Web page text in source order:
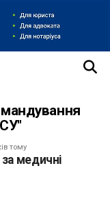
тому
медичні